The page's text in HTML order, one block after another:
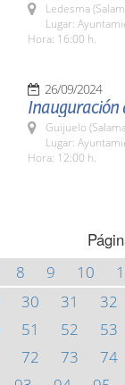
Ledesma
Lugar:
Hora: 16:00 h.
26/09/2024
Inauguración
Guijuelo
Lugar:
Hora: 12:00 h.
8 9 10
30 31 32
51 52 53
72 73 74